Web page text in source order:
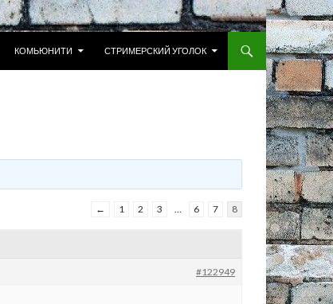
КОМЬЮНИТИ СТРИМЕРСКИЙ УГОЛОК
← 1 2 3 … 6 7 8
#122949